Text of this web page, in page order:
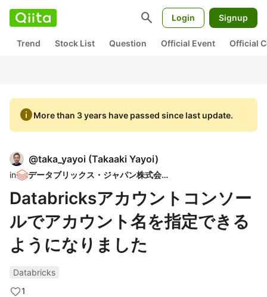
search Login Signup
Trend Stock List Question Official Event Official
infoMore than 3 years have passed since last update.
@taka_yayoi (Takaaki Yayoi)
in データブリックス・ジャパン株式会社
Databricksアカウントコンソー
ルでアカウント名を指定できる
ようになりました
Databricks
1